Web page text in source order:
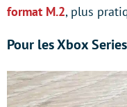
format M.2, plus
Pour les Xbox